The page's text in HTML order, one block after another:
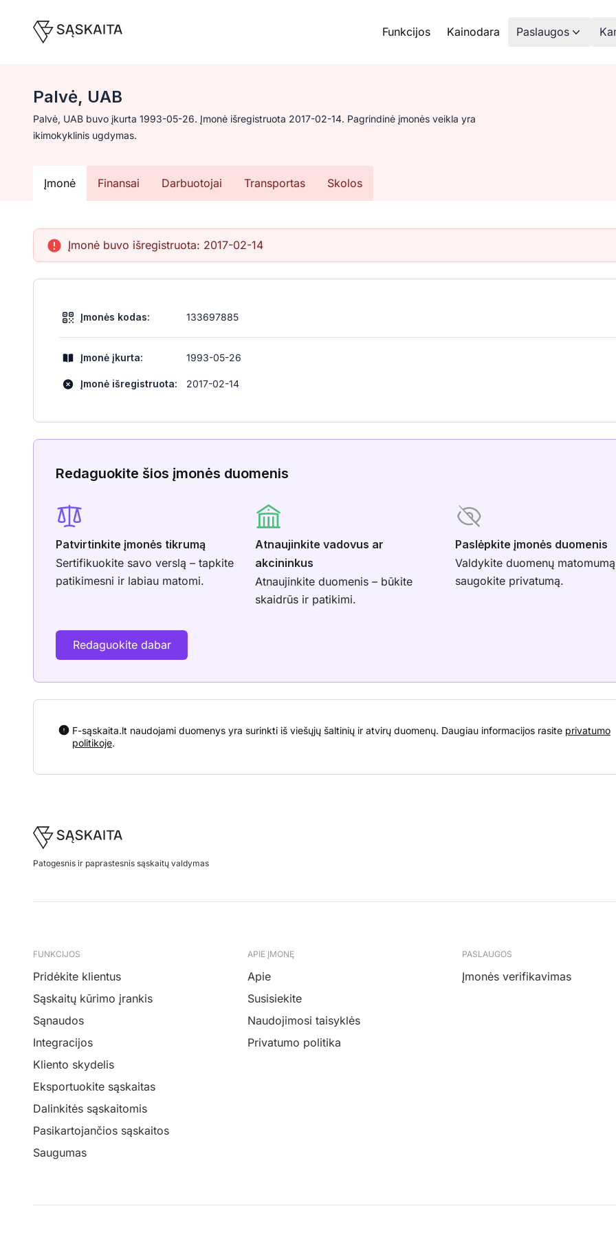
Funkcijos Kainodara Paslaugos
Palvė, UAB
Palvė, UAB buvo įkurta 1993-05-26. Įmonė išregistruota 2017-02-14. Pagrindinė įmonės veikla yra
ikimokyklinis ugdymas.
Įmonė Finansai Darbuotojai Transportas Skolos
Įmonė buvo išregistruota: 2017-02-14
Įmonės kodas: 133697885
Įmonė įkurta: 1993-05-26
Įmonė išregistruota: 2017-02-14
Redaguokite šios įmonės duomenis
Patvirtinkite įmonės tikrumą
Sertifikuokite savo verslą – tapkite
patikimesni ir labiau matomi.
Atnaujinkite vadovus ar
akcininkus
Atnaujinkite duomenis – būkite
skaidrūs ir patikimi.
Paslėpkite įmonės duomenis
Valdykite duomenų
saugokite privatumą.
Redaguokite dabar
F-sąskaita.lt naudojami duomenys yra surinkti iš viešųjų šaltinių ir atvirų duomenų. Daugiau informacijos rasite privatumo
politikoje.
Footer
Patogesnis ir paprastesnis sąskaitų valdymas
FUNKCIJOS
Pridėkite klientus
Sąskaitų kūrimo įrankis
Sąnaudos
Integracijos
Kliento skydelis
Eksportuokite sąskaitas
Dalinkitės sąskaitomis
Pasikartojančios sąskaitos
Saugumas
APIE ĮMONĘ
Apie
Susisiekite
Naudojimosi taisyklės
Privatumo politika
PASLAUGOS
Įmonės verifikavimas